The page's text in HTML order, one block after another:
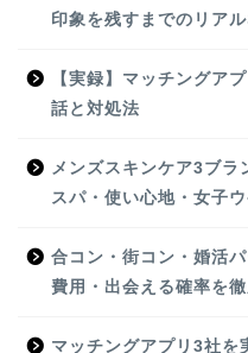
印象を残すまでのリアル
【実録】マッチングア
話と対処法
メンズスキンケア3ブラ
スパ・使い心地・女子
合コン・街コン・婚活
費用・出会える確率を
マッチングアプリ3社を